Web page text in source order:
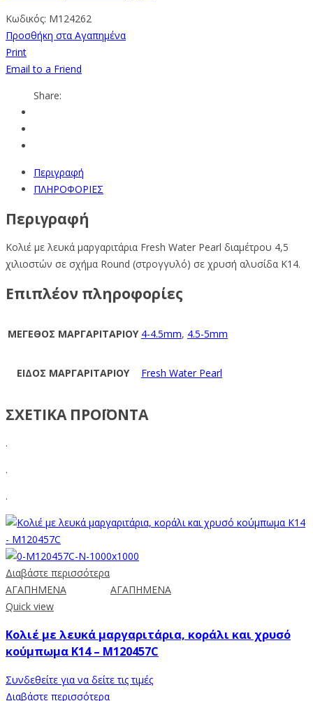
Κωδικός: M124262
Προσθήκη στα Αγαπημένα
Print
Email to a Friend
Share:
Περιγραφή
ΠΛΗΡΟΦΟΡΙΕΣ
Περιγραφή
Κολιέ με λευκά μαργαριτάρια Fresh Water Pearl διαμέτρου 4,5
χιλιοστών σε σχήμα Round (στρογγυλό) σε χρυσή αλυσίδα K14.
Επιπλέον πληροφορίες
ΜΕΓΕΘΟΣ ΜΑΡΓΑΡΙΤΑΡΙΟΥ 4-4.5mm, 4.5-5mm
ΕΙΔΟΣ ΜΑΡΓΑΡΙΤΑΡΙΟΥ Fresh Water Pearl
ΣΧΕΤΙΚΑ ΠΡΟΪΟΝΤΑ
.
.
.
Διαβάστε περισσότερα
ΑΓΑΠΗΜΕΝΑ
ΑΓΑΠΗΜΕΝΑ
Quick view
Κολιέ με λευκά μαργαριτάρια, κοράλι και χρυσό
κούμπωμα Κ14 – M120457C
Συνδεθείτε για να δείτε τις τιμές
Διαβάστε περισσότερα